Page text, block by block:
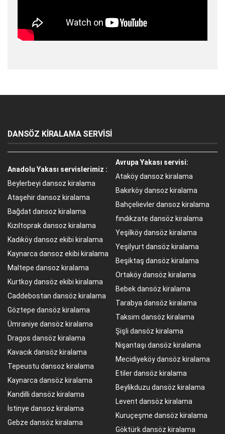
DANSÖZ KİRALAMA SERVİSİ
Anadolu Yakası servislerimiz :
Beylerbeyi dansoz kiralama
Ataşehir dansoz kiralama
Bağdat dansoz kiralama
Kızıltoprak dansoz kiralama
Kadıköy dansoz ekibi kiralama
Kaynarca dansoz ekibi kiralama
Maltepe dansoz kiralama
Kurtkoy dansöz ekibi kiralama
Caddebostan dansöz kiralama
Göztepe dansöz kiralama
Ümraniye dansöz kiralama
Dragos dansöz kiralama
Kavacık dansöz kiralama
Tepeustu dansoz kiralama
Kaynarca dansöz kiralama
Kandilli dansöz kiralama
İstinye dansoz kiralama
Gebze dansöz kiralama
Avrupa Yakası servisi:
Ataköy dansoz kiralama
Bakırköy dansoz kiralama
Bahçelievler dansoz kiralama
fındıkzate dansöz kiralama
Yeşilköy dansöz kiralama
Yeşilyurt dansöz kiralama
Beşiktaş dansöz kiralama
Ortaköy dansöz kiralama
Bebek dansöz kiralama
Tarabya dansöz kiralama
Taksim dansöz kiralama
Şişli dansöz kiralama
Nişantaşı dansöz kiralama
Mecidiyeköy dansöz kiralama
Etiler dansöz kiralama
Beylikduzu dansöz kiralama
Levent dansöz kiralama
Kuruçeşme dansöz kiralama
Göktürk dansöz kiralama